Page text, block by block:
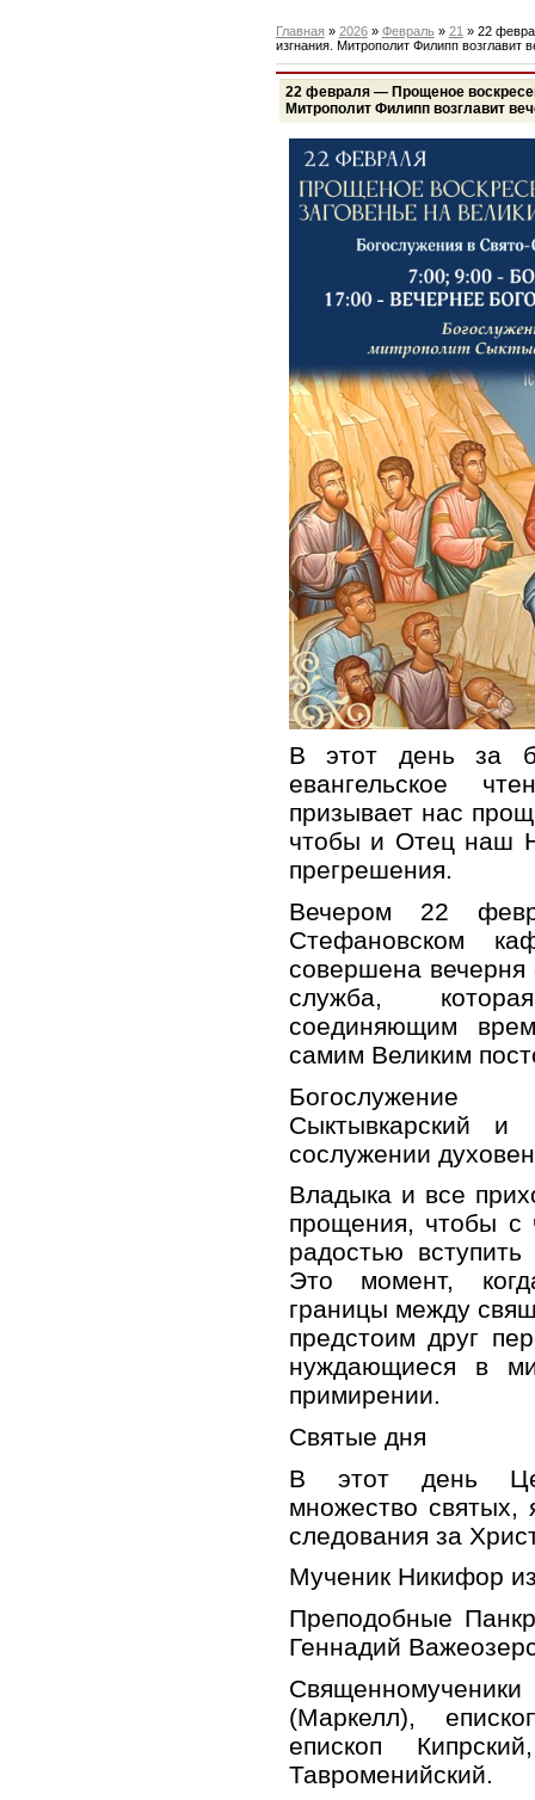
Главная » 2026 » Февраль » 21 » 22
изгнания. Митрополит Филипп
22 февраля — Прощеное
Митрополит Филипп возглавит
В этот день за
евангельское
призывает нас
чтобы и Отец наш
прегрешения.
Вечером 22
Стефановском
совершена
служба,
соединяющим
самим Великим
Богослужение
Сыктывкарский и
сослужении
Владыка и все
прощения, чтобы с
радостью
Это момент,
границы между
предстоим друг
нуждающиеся в
примирении.
Святые дня
В этот день
множество
следования за
Мученик Никифор
Преподобные
Геннадий
(Маркелл),
епископ
Тавроменийский.